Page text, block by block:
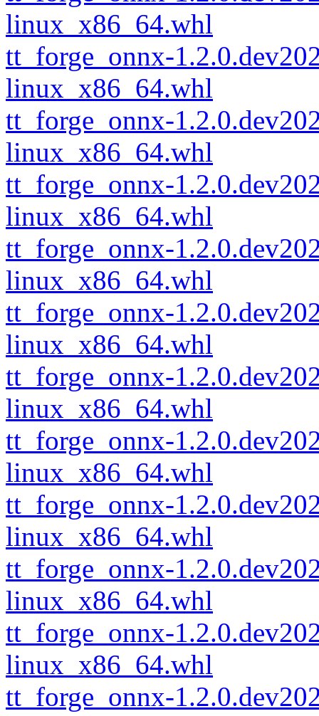
linux_x86_64.whl
tt_forge_onnx-
linux_x86_64.whl
tt_forge_onnx-
linux_x86_64.whl
tt_forge_onnx-
linux_x86_64.whl
tt_forge_onnx-
linux_x86_64.whl
tt_forge_onnx-
linux_x86_64.whl
tt_forge_onnx-
linux_x86_64.whl
tt_forge_onnx-
linux_x86_64.whl
tt_forge_onnx-
linux_x86_64.whl
tt_forge_onnx-
linux_x86_64.whl
tt_forge_onnx-
linux_x86_64.whl
tt_forge_onnx-